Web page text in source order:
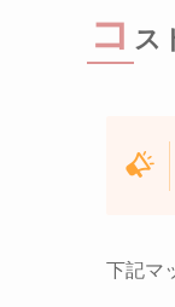
コ ス
下記